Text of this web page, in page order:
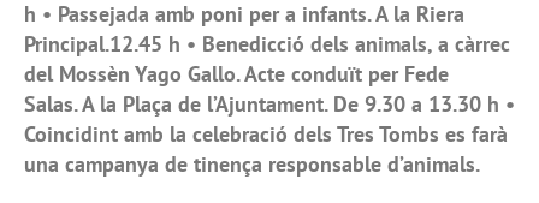
h • Passejada amb poni per a infants. A la Riera
Principal.12.45 h • Benedicció dels animals, a càrrec
del Mossèn Yago Gallo. Acte conduït per Fede
Salas. A la Plaça de l’Ajuntament. De 9.30 a 13.30 h •
Coincidint amb la celebració dels Tres Tombs es farà
una campanya de tinença responsable d’animals.